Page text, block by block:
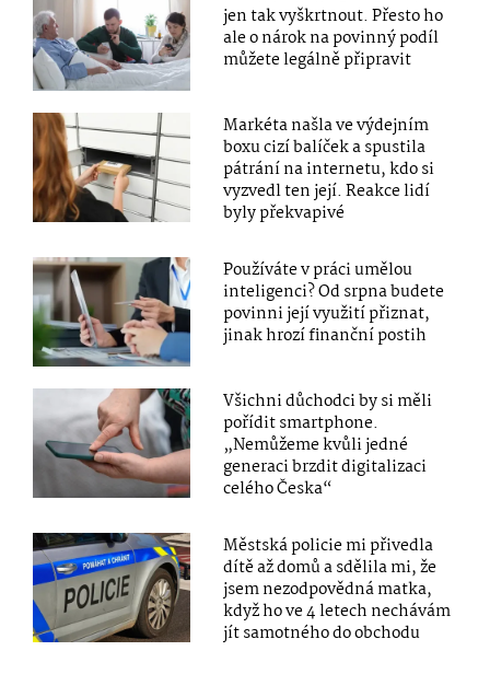
jen tak vyškrtnout. Přesto ho
ale o nárok na povinný podíl
můžete legálně připravit
Markéta našla ve výdejním
boxu cizí balíček a spustila
pátrání na internetu, kdo si
vyzvedl ten její. Reakce lidí
byly překvapivé
Používáte v práci umělou
inteligenci? Od srpna budete
povinni její využití přiznat,
jinak hrozí finanční postih
Všichni důchodci by si měli
pořídit smartphone.
„Nemůžeme kvůli jedné
generaci brzdit digitalizaci
celého Česka“
Městská policie mi přivedla
dítě až domů a sdělila mi, že
jsem nezodpovědná matka,
když ho ve 4 letech nechávám
jít samotného do obchodu